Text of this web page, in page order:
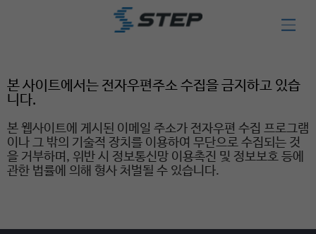
이메일무단수집거부
본 사이트에서는 전자우편주소 수집을 금지하고 있습
니다.
본 웹사이트에 게시된 이메일 주소가 전자우편 수집 프로그램
이나 그 밖의 기술적 장치를 이용하여 무단으로 수집되는 것
을 거부하며, 위반 시 정보통신망 이용촉진 및 정보보호 등에
관한 법률에 의해 형사 처벌될 수 있습니다.